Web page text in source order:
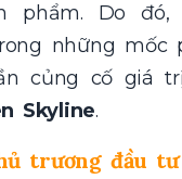
phẩm. Do đó,
những mốc
củng cố giá
Skyline.
trương đầu